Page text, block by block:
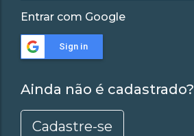
Entrar com Google
Sign in
Ainda não é cadastrado?
Cadastre-se